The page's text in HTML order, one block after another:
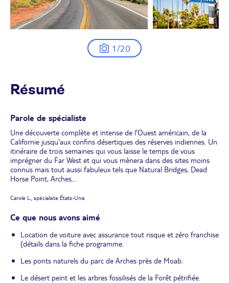
1/20
Résumé
Parole de spécialiste
Une découverte complète et intense de l'Ouest américain, de la
Californie jusqu'aux confins désertiques des réserves indiennes. Un
itinéraire de trois semaines qui vous laisse le temps de vous
imprégner du Far West et qui vous mènera dans des sites moins
connus mais tout aussi fabuleux tels que Natural Bridges, Dead
Horse Point, Arches...
Carole L., spécialiste États-Unis
Ce que nous avons aimé
Location de voiture avec assurance tout risque et zéro franchise
(détails dans la fiche programme.
Les ponts naturels du parc de Arches près de Moab.
Le désert peint et les arbres fossilisés de la Forêt pétrifiée.